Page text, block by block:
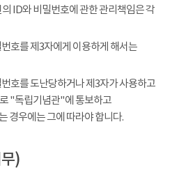
ID와 비밀번호에 관한 관리책임은 각
호를 제3자에게 이용하게 해서는
호를 도난당하거나 제3자가 사용하고
"독립기념관"에 통보하고
경우에는 그에 따라야 합니다.
)